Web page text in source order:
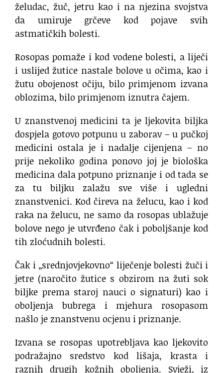
želudac, žuč, jetru kao i na njezina svojstva
da umiruje grčeve kod pojave svih
astmatičkih bolesti.
Rosopas pomaže i kod vodene bolesti, a liječi
i uslijed žutice nastale bolove u očima, kao i
žutu obojenost očiju, bilo primjenom izvana
oblozima, bilo primjenom iznutra čajem.
U znanstvenoj medicini ta je ljekovita biljka
dospjela gotovo potpunu u zaborav – u pučkoj
medicini ostala je i nadalje cijenjena – no
prije nekoliko godina ponovo joj je biološka
medicina dala potpuno priznanje i od tada se
za tu biljku zalažu sve više i ugledni
znanstvenici. Kod čireva na želucu, kao i kod
raka na želucu, ne samo da rosopas ublažuje
bolove nego je utvrđeno čak i poboljšanje kod
tih zloćudnih bolesti.
Čak i „srednjovjekovno“ liječenje bolesti žuči i
jetre (naročito žutice s obzirom na žuti sok
biljke prema staroj nauci o signaturi) kao i
oboljenja bubrega i mjehura rosopasom
našlo je znanstvenu ocjenu i priznanje.
Izvana se rosopas upotrebljava kao ljekovito
podražajno sredstvo kod lišaja, krasta i
raznih drugih kožnih oboljenja. Svježi, iz